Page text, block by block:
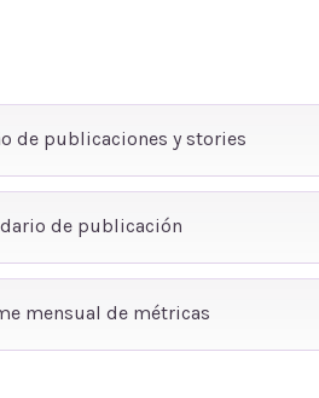
de publicaciones y stories
de publicación
mensual de métricas